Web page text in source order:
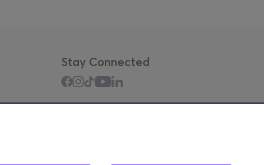
Stay Connected